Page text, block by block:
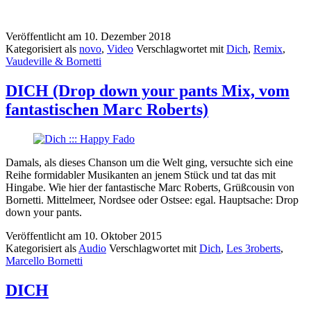
Veröffentlicht am 10. Dezember 2018
Kategorisiert als novo, Video Verschlagwortet mit Dich, Remix,
Vaudeville & Bornetti
DICH (Drop down your pants Mix, vom
fantastischen Marc Roberts)
Damals, als dieses Chanson um die Welt ging, versuchte sich eine
Reihe formidabler Musikanten an jenem Stück und tat das mit
Hingabe. Wie hier der fantastische Marc Roberts, Grüßcousin von
Bornetti. Mittelmeer, Nordsee oder Ostsee: egal. Hauptsache: Drop
down your pants.
Veröffentlicht am 10. Oktober 2015
Kategorisiert als Audio Verschlagwortet mit Dich, Les 3roberts,
Marcello Bornetti
DICH